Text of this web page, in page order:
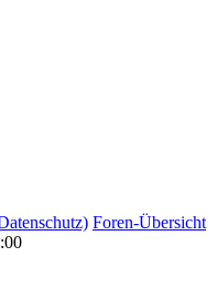
Foren-Übersicht